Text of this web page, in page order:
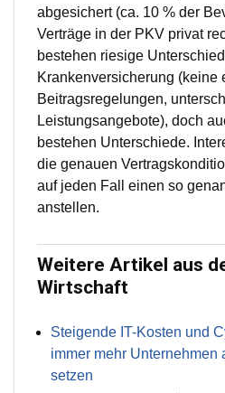
abgesichert (ca. 10 % der
Verträge in der PKV privat
bestehen riesige
Krankenversicherung (keine
Beitragsregelungen,
Leistungsangebote), doch
bestehen Unterschiede.
die genauen
auf jeden Fall einen so
anstellen.
Weitere Artikel aus
Wirtschaft
Steigende IT-Kosten und
immer mehr Unternehmen
setzen